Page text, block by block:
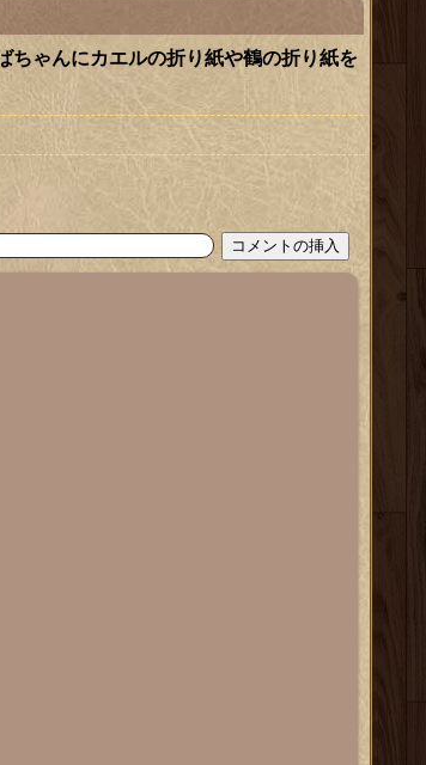
ちゃんにカエルの折り紙や鶴の折り紙を